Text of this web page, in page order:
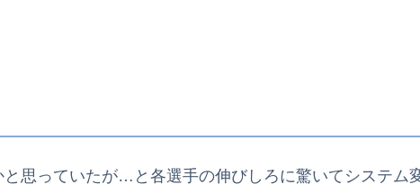
思っていたが…と各選手の伸びしろに驚いてシステム